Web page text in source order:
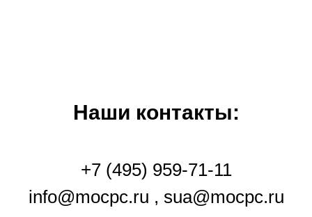
Наши контакты:
+7 (495) 959-71-11
info@mocpc.ru , sua@mocpc.ru